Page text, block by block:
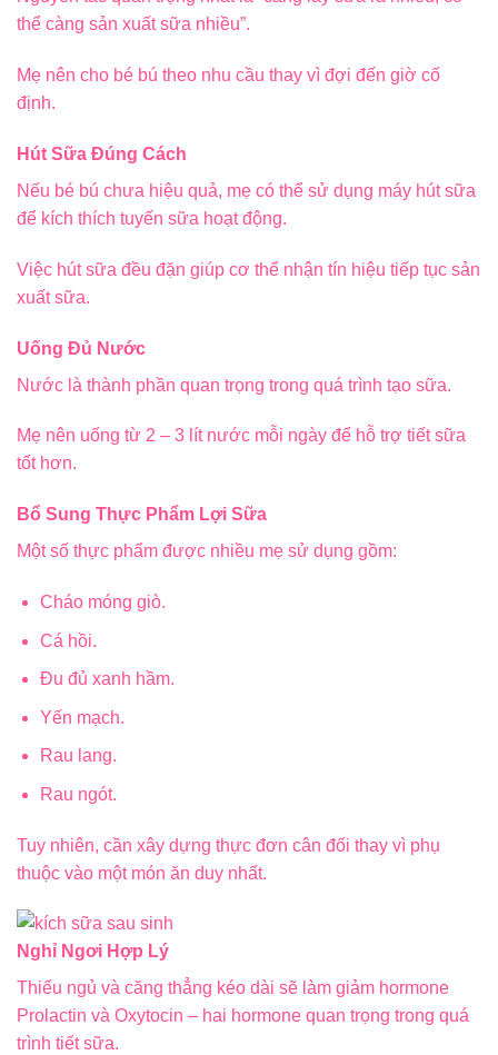
thể càng sản xuất sữa nhiều”.
Mẹ nên cho bé bú theo nhu cầu thay vì đợi đến giờ cố
định.
Hút Sữa Đúng Cách
Nếu bé bú chưa hiệu quả, mẹ có thể sử dụng máy hút sữa
để kích thích tuyến sữa hoạt động.
Việc hút sữa đều đặn giúp cơ thể nhận tín hiệu tiếp tục sản
xuất sữa.
Uống Đủ Nước
Nước là thành phần quan trọng trong quá trình tạo sữa.
Mẹ nên uống từ 2 – 3 lít nước mỗi ngày để hỗ trợ tiết sữa
tốt hơn.
Bổ Sung Thực Phẩm Lợi Sữa
Một số thực phẩm được nhiều mẹ sử dụng gồm:
Cháo móng giò.
Cá hồi.
Đu đủ xanh hầm.
Yến mạch.
Rau lang.
Rau ngót.
Tuy nhiên, cần xây dựng thực đơn cân đối thay vì phụ
thuộc vào một món ăn duy nhất.
Nghỉ Ngơi Hợp Lý
Thiếu ngủ và căng thẳng kéo dài sẽ làm giảm hormone
Prolactin và Oxytocin – hai hormone quan trọng trong quá
trình tiết sữa.